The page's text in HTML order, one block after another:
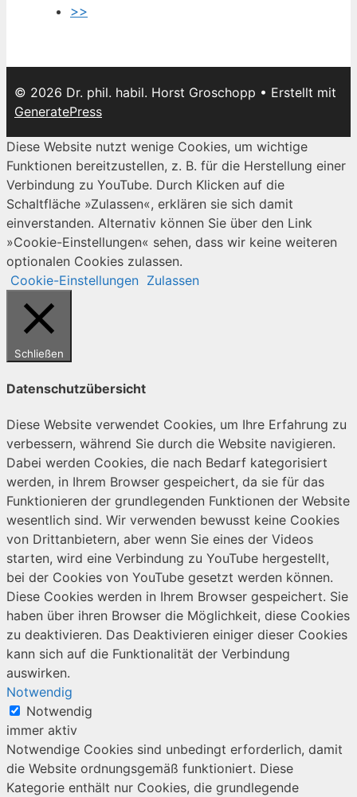
>>
© 2026 Dr. phil. habil. Horst Groschopp • Erstellt mit
GeneratePress
Diese Website nutzt wenige Cookies, um wichtige
Funktionen bereitzustellen, z. B. für die Herstellung einer
Verbindung zu YouTube. Durch Klicken auf die
Schaltfläche »Zulassen«, erklären sie sich damit
einverstanden. Alternativ können Sie über den Link
»Cookie-Einstellungen« sehen, dass wir keine weiteren
optionalen Cookies zulassen.
Cookie-Einstellungen Zulassen
Schließen
Datenschutzübersicht
Diese Website verwendet Cookies, um Ihre Erfahrung zu
verbessern, während Sie durch die Website navigieren.
Dabei werden Cookies, die nach Bedarf kategorisiert
werden, in Ihrem Browser gespeichert, da sie für das
Funktionieren der grundlegenden Funktionen der Website
wesentlich sind. Wir verwenden bewusst keine Cookies
von Drittanbietern, aber wenn Sie eines der Videos
starten, wird eine Verbindung zu YouTube hergestellt,
bei der Cookies von YouTube gesetzt werden können.
Diese Cookies werden in Ihrem Browser gespeichert. Sie
haben über ihren Browser die Möglichkeit, diese Cookies
zu deaktivieren. Das Deaktivieren einiger dieser Cookies
kann sich auf die Funktionalität der Verbindung
auswirken.
Notwendig
Notwendig
immer aktiv
Notwendige Cookies sind unbedingt erforderlich, damit
die Website ordnungsgemäß funktioniert. Diese
Kategorie enthält nur Cookies, die grundlegende